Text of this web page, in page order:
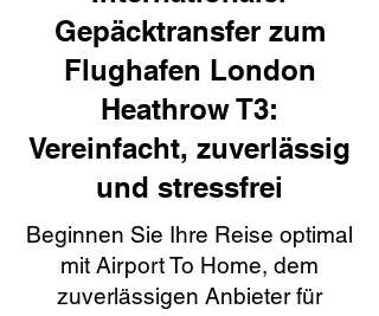
Gepäcktransfer zum
Flughafen London
Heathrow T3:
Vereinfacht, zuverlässig
und stressfrei
Beginnen Sie Ihre Reise optimal
mit Airport To Home, dem
zuverlässigen Anbieter für